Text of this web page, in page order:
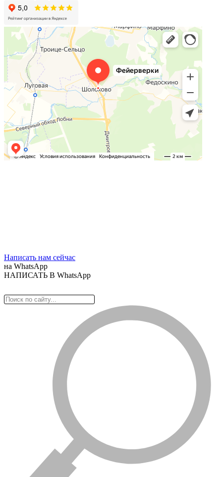
Написать нам сейчас
на WhatsApp
НАПИСАТЬ В WhatsApp